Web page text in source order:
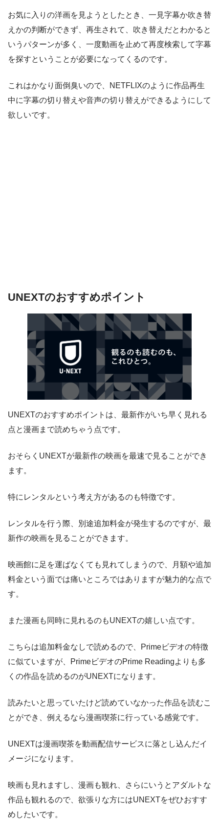
お気に入りの洋画を見ようとしたとき、一見字幕か吹き替
えかの判断ができず、再生されて、吹き替えだとわかると
いうパターンが多く、一度動画を止めて再度検索して字幕
を探すということが必要になってくるのです。
これはかなり面倒臭いので、NETFLIXのように作品再生
中に字幕の切り替えや音声の切り替えができるようにして
欲しいです。
UNEXTのおすすめポイント
UNEXTのおすすめポイントは、最新作がいち早く見れる
点と漫画まで読めちゃう点です。
おそらくUNEXTが最新作の映画を最速で見ることができ
ます。
特にレンタルという考え方があるのも特徴です。
レンタルを行う際、別途追加料金が発生するのですが、最
新作の映画を見ることができます。
映画館に足を運ばなくても見れてしまうので、月額や追加
料金という面では痛いところではありますが魅力的な点で
す。
また漫画も同時に見れるのもUNEXTの嬉しい点です。
こちらは追加料金なしで読めるので、Primeビデオの特徴
に似ていますが、PrimeビデオのPrime Readingよりも多
くの作品を読めるのがUNEXTになります。
読みたいと思っていたけど読めていなかった作品を読むこ
とができ、例えるなら漫画喫茶に行っている感覚です。
UNEXTは漫画喫茶を動画配信サービスに落とし込んだイ
メージになります。
映画も見れますし、漫画も観れ、さらにいうとアダルトな
作品も観れるので、欲張りな方にはUNEXTをぜひおすす
めしたいです。